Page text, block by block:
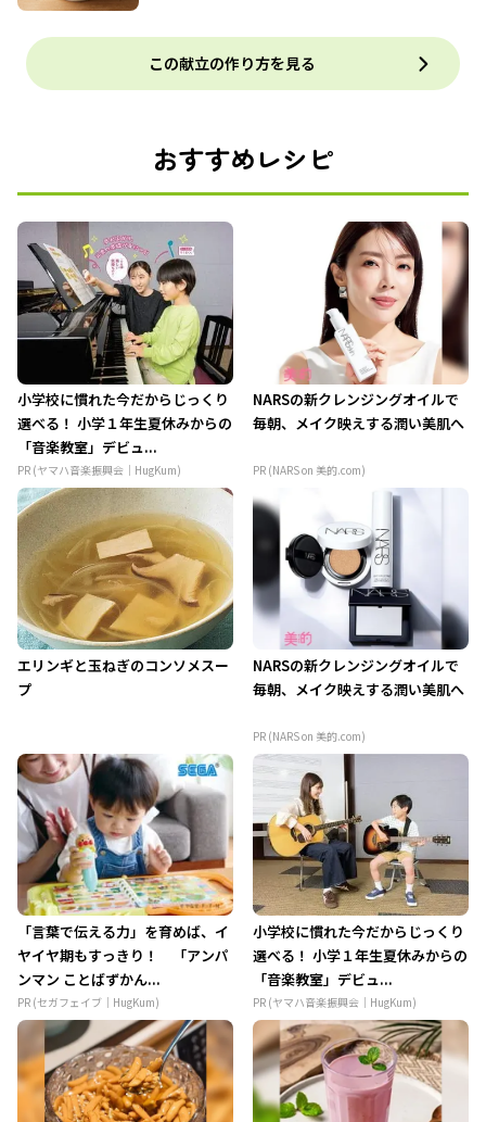
この献立の作り方を見る
おすすめレシピ
小学校に慣れた今だからじっくり
選べる！ 小学１年生夏休みからの
「音楽教室」デビュ...
PR (ヤマハ音楽振興会｜HugKum)
NARSの新クレンジングオイルで
毎朝、メイク映えする潤い美肌へ
PR (NARS on 美的.com)
エリンギと玉ねぎのコンソメスー
プ
NARSの新クレンジングオイルで
毎朝、メイク映えする潤い美肌へ
PR (NARS on 美的.com)
「言葉で伝える力」を育めば、イ
ヤイヤ期もすっきり！ 「アンパ
ンマン ことばずかん...
PR (セガフェイブ｜HugKum)
小学校に慣れた今だからじっくり
選べる！ 小学１年生夏休みからの
「音楽教室」デビュ...
PR (ヤマハ音楽振興会｜HugKum)